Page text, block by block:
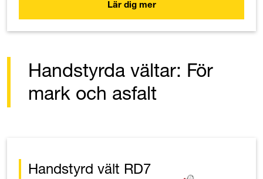
Lär dig mer
Handstyrda vältar: För
mark och asfalt
Handstyrd vält RD7